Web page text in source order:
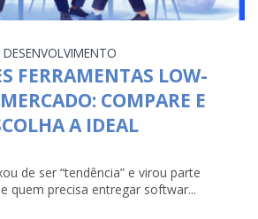
DESENVOLVIMENTO
FERRAMENTAS LOW-
COMPARE E
A IDEAL
de ser “tendência” e virou parte
quem precisa entregar softwar...